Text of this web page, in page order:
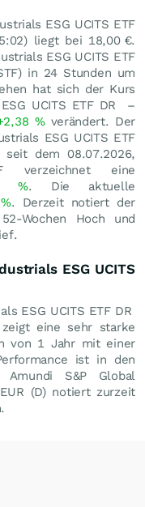
ESG UCITS ETF
liegt bei 18,00 €.
ESG UCITS ETF
in 24 Stunden um
hat sich der Kurs
UCITS ETF DR –
%verändert. Der
ESG UCITS ETF
dem 08.07.2026,
eine
%. Die aktuelle
%. Derzeit notiert der
Wochen Hoch und
ESG UCITS
ESG UCITS ETF DR
eine sehr starke
von 1 Jahr mit einer
ist in den
S&P Global
(D) notiert zurzeit